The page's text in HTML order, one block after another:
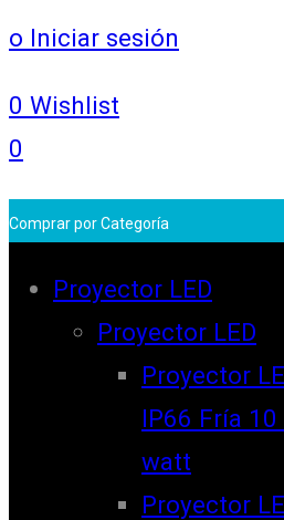
o Iniciar sesión
0 Wishlist
0
Comprar por Categoría
Proyector LED
Proyector LED
Proyector
IP66 Fría 10
watt
Proyector